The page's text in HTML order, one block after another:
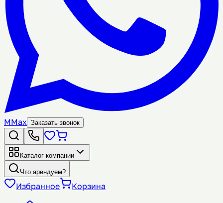
MMax Заказать звонок
Каталог компании
Что арендуем?
Избранное Корзина